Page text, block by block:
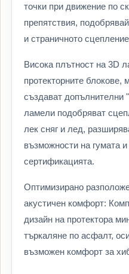
точки при движение по
препятствия,
и страничното
Висока плътност на 3D
протекторните
създават допълнителни
ламели подобряват
лек сняг и лед,
възможности на гумата
сертификацията.
Оптимизирано
акустичен комфорт:
дизайн на протектора
търкаляне по асфалт,
възможен комфорт за